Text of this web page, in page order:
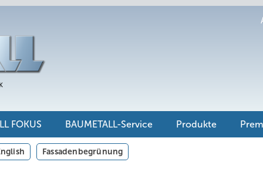
FOKUS BAUMETALL-Service Produkte
Fassadenbegrünung